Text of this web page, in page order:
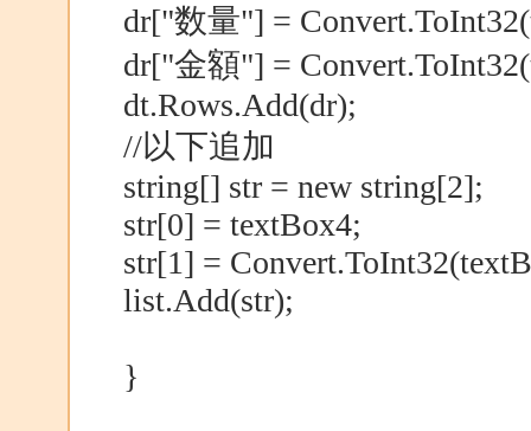
dr["数量"] =
dr["金額"] =
dt.Rows.Add(dr);
//以下追加
string[] str = new string[2];
str[0] = textBox4;
str[1] =
list.Add(str);
}